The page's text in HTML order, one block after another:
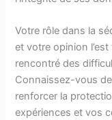
Votre rôle dans la
et votre opinion
rencontré des
Connaissez-vous
renforcer la
expériences et vos